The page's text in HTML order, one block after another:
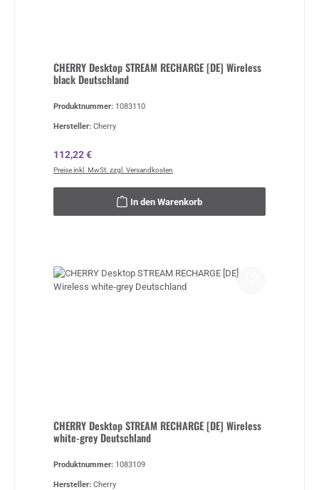
CHERRY Desktop STREAM RECHARGE [DE] Wireless
black Deutschland
Produktnummer: 1083110
Hersteller: Cherry
Regulärer Preis:
112,22 €
Preise inkl. MwSt. zzgl. Versandkosten
In den Warenkorb
CHERRY Desktop STREAM RECHARGE [DE] Wireless
white-grey Deutschland
Produktnummer: 1083109
Hersteller: Cherry